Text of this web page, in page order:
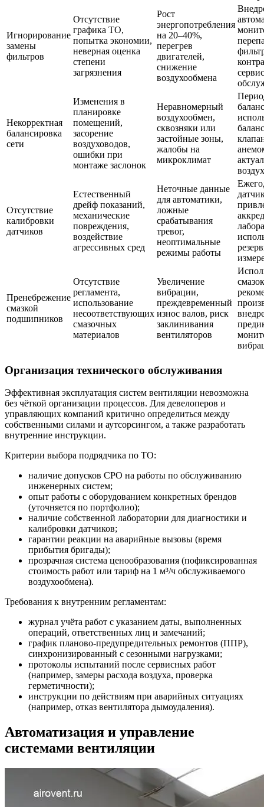
Игнорирование
замены
фильтров
Отсутствие
графика ТО,
попытка экономии,
неверная оценка
степени
загрязнения
Рост
энергопотребления
на 20–40%,
перегрев
двигателей,
снижение
воздухообмена
Некорректная
балансировка
сети
Изменения в
планировке
помещений,
засорение
воздуховодов,
ошибки при
монтаже заслонок
Неравномерный
воздухообмен,
сквозняки или
застойные зоны,
жалобы на
микроклимат
Отсутствие
калибровки
датчиков
Естественный
дрейф показаний,
механические
повреждения,
воздействие
агрессивных сред
Неточные данные
для автоматики,
ложные
срабатывания
тревог,
неоптимальные
режимы работы
Пренебрежение
смазкой
подшипников
Отсутствие
регламента,
использование
несоответствующих
смазочных
материалов
Увеличение
вибрации,
преждевременный
износ валов, риск
заклинивания
вентиляторов
Организация технического обслуживания
Эффективная эксплуатация систем вентиляции невозможна
без чёткой организации процессов. Для девелоперов и
управляющих компаний критично определиться между
собственными силами и аутсорсингом, а также разработать
внутренние инструкции.
Критерии выбора подрядчика по ТО:
наличие допусков СРО на работы по обслуживанию
инженерных систем;
опыт работы с оборудованием конкретных брендов
(уточняется по портфолио);
наличие собственной лаборатории для диагностики и
калибровки датчиков;
гарантии реакции на аварийные вызовы (время
прибытия бригады);
прозрачная система ценообразования (пофиксированная
стоимость работ или тариф на 1 м³/ч обслуживаемого
воздухообмена).
Требования к внутренним регламентам:
журнал учёта работ с указанием даты, выполненных
операций, ответственных лиц и замечаний;
график планово-предупредительных ремонтов (ППР),
синхронизированный с сезонными нагрузками;
протоколы испытаний после сервисных работ
(например, замеры расхода воздуха, проверка
герметичности);
инструкции по действиям при аварийных ситуациях
(например, отказ вентилятора дымоудаления).
Автоматизация и управление
системами вентиляции